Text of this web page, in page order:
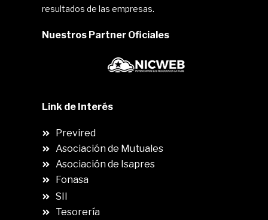
resultados de las empresas.
Nuestros Partner Oficiales
Link de Interés
Previred
Asociación de Mutuales
Asociación de Isapres
Fonasa
SII
Tesorería